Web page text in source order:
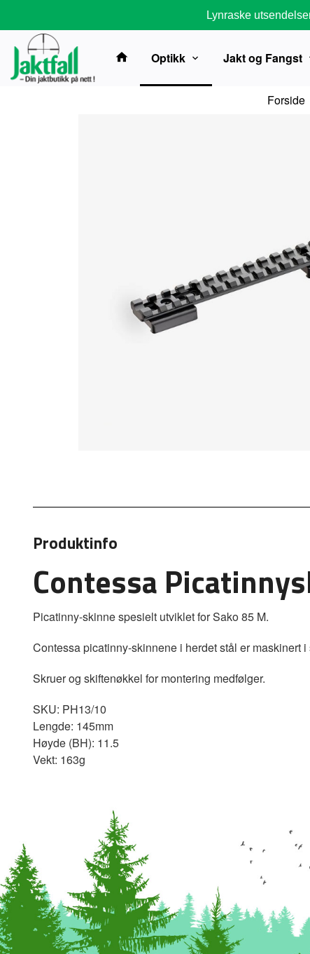
innholdet
Lynraske
Optikk Jakt og Fangst
Forside
Produktinfo
Contessa
Picatinny-skinne spesielt utviklet for Sako 85 M.
Contessa picatinny-skinnene i herdet stål er maskinert
Skruer og skiftenøkkel for montering medfølger.
SKU: PH13/10
Lengde: 145mm
Høyde (BH): 11.5
Vekt: 163g